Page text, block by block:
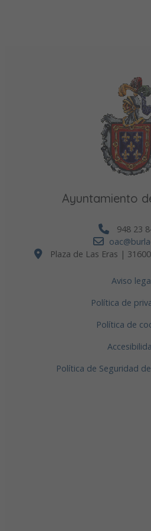
Ayuntamiento
948 23
Plaza de Las Eras |
Aviso
Política de
Política de
Política de Seguridad